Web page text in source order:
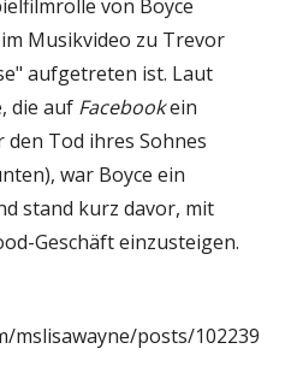
von Boyce
Musikvideo zu Trevor
aufgetreten ist. Laut
die auf Facebookein
Tod ihres Sohnes
war Boyce ein
stand kurz davor, mit
Geschäft einzusteigen.
mslisawayne/posts/102239